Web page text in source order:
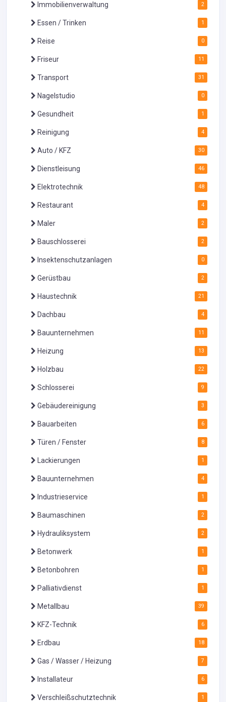
Immobilienverwaltung 2
Essen / Trinken 1
Reise 0
Friseur 11
Transport 31
Nagelstudio 0
Gesundheit 1
Reinigung 4
Auto / KFZ 30
Dienstleisung 46
Elektrotechnik 48
Restaurant 4
Maler 2
Bauschlosserei 2
Insektenschutzanlagen 0
Gerüstbau 2
Haustechnik 21
Dachbau 4
Bauunternehmen 11
Heizung 13
Holzbau 22
Schlosserei 9
Gebäudereinigung 3
Bauarbeiten 6
Türen / Fenster 8
Lackierungen 1
Bauunternehmen 4
Industrieservice 1
Baumaschinen 2
Hydrauliksystem 2
Betonwerk 1
Betonbohren 1
Palliativdienst 1
Metallbau 39
KFZ-Technik 6
Erdbau 18
Gas / Wasser / Heizung 7
Installateur 6
Verschleißschutztechnik 1